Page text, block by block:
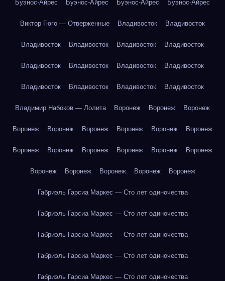
Буэнос-Айрес Буэнос-Айрес Буэнос-Айрес Буэнос-Айрес
Виктор Гюго — Отверженные Владивосток Владивосток
Владивосток Владивосток Владивосток Владивосток
Владивосток Владивосток Владивосток Владивосток
Владивосток Владивосток Владивосток Владивосток
Владимир Набоков — Лолита Воронеж Воронеж Воронеж
Воронеж Воронеж Воронеж Воронеж Воронеж Воронеж
Воронеж Воронеж Воронеж Воронеж Воронеж Воронеж
Воронеж Воронеж Воронеж Воронеж Воронеж
Габриэль Гарсиа Маркес — Сто лет одиночества
Габриэль Гарсиа Маркес — Сто лет одиночества
Габриэль Гарсиа Маркес — Сто лет одиночества
Габриэль Гарсиа Маркес — Сто лет одиночества
Габриэль Гарсиа Маркес — Сто лет одиночества